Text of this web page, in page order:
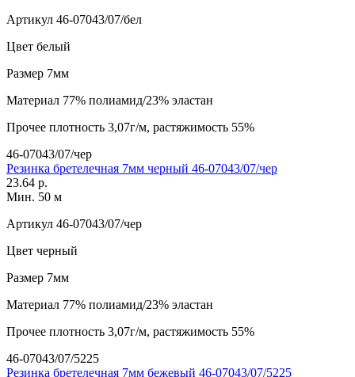
Артикул 46-07043/07/бел
Цвет белый
Размер 7мм
Материал 77% полиамид/23% эластан
Прочее плотность 3,07г/м, растяжимость 55%
46-07043/07/чер
Резинка бретелечная 7мм черный 46-07043/07/чер
23.64 р.
Мин. 50 м
Артикул 46-07043/07/чер
Цвет черный
Размер 7мм
Материал 77% полиамид/23% эластан
Прочее плотность 3,07г/м, растяжимость 55%
46-07043/07/5225
Резинка бретелечная 7мм бежевый 46-07043/07/5225